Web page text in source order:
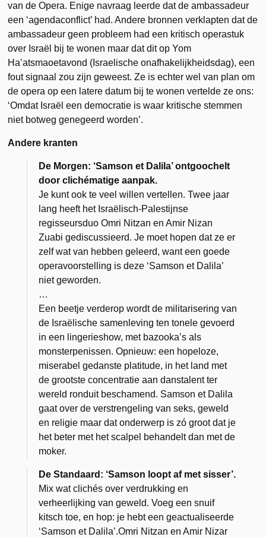
van de Opera. Enige navraag leerde dat de ambassadeur
een ‘agendaconflict’ had. Andere bronnen verklapten dat de
ambassadeur geen probleem had een kritisch operastuk
over Israël bij te wonen maar dat dit op Yom
Ha’atsmaoetavond (Israelische onafhakelijkheidsdag), een
fout signaal zou zijn geweest. Ze is echter wel van plan om
de opera op een latere datum bij te wonen vertelde ze ons:
‘Omdat Israël een democratie is waar kritische stemmen
niet botweg genegeerd worden’.
Andere kranten
De Morgen: ‘Samson et Dalila’ ontgoochelt
door clichématige aanpak.
Je kunt ook te veel willen vertellen. Twee jaar
lang heeft het Israëlisch-Palestijnse
regisseursduo Omri Nitzan en Amir Nizan
Zuabi gediscussieerd. Je moet hopen dat ze er
zelf wat van hebben geleerd, want een goede
operavoorstelling is deze ‘Samson et Dalila’
niet geworden.
…
Een beetje verderop wordt de militarisering van
de Israëlische samenleving ten tonele gevoerd
in een lingerieshow, met bazooka’s als
monsterpenissen. Opnieuw: een hopeloze,
miserabel gedanste platitude, in het land met
de grootste concentratie aan danstalent ter
wereld ronduit beschamend. Samson et Dalila
gaat over de verstrengeling van seks, geweld
en religie maar dat onderwerp is zó groot dat je
het beter met het scalpel behandelt dan met de
moker.
De Standaard: ‘Samson loopt af met sisser’.
Mix wat clichés over verdrukking en
verheerlijking van geweld. Voeg een snuif
kitsch toe, en hop: je hebt een geactualiseerde
‘Samson et Dalila’.Omri Nitzan en Amir Nizar